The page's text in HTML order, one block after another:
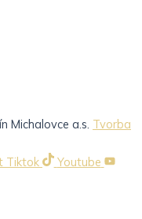
Michalovce a.s. Tvorba
Tiktok Youtube